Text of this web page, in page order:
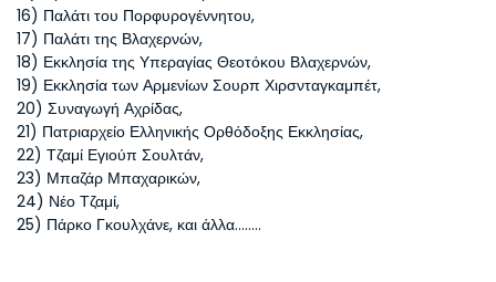
16) Παλάτι του Πορφυρογέννητου,
17) Παλάτι της Βλαχερνών,
18) Εκκλησία της Υπεραγίας Θεοτόκου Βλαχερνών,
19) Εκκλησία των Αρμενίων Σουρπ Χιρσνταγκαμπέτ,
20) Συναγωγή Αχρίδας,
21) Πατριαρχείο Ελληνικής Ορθόδοξης Εκκλησίας,
22) Τζαμί Εγιούπ Σουλτάν,
23) Μπαζάρ Μπαχαρικών,
24) Νέο Τζαμί,
25) Πάρκο Γκουλχάνε, και άλλα……..